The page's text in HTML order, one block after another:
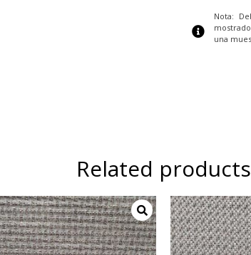
Nota:
una
Related products